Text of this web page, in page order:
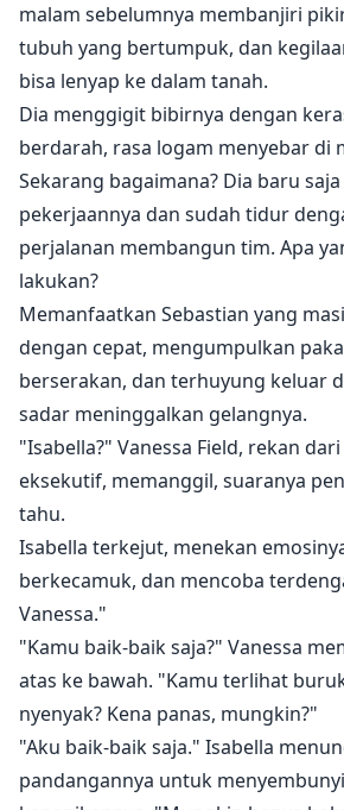
malam sebelumnya membanjiri
tubuh yang bertumpuk, dan
bisa lenyap ke dalam tanah.
Dia menggigit bibirnya dengan
berdarah, rasa logam menyebar di
Sekarang bagaimana? Dia baru
pekerjaannya dan sudah tidur
perjalanan membangun tim. Apa
lakukan?
Memanfaatkan Sebastian yang
dengan cepat, mengumpulkan
berserakan, dan terhuyung keluar
sadar meninggalkan gelangnya.
"Isabella?" Vanessa Field, rekan
eksekutif, memanggil, suaranya
tahu.
Isabella terkejut, menekan
berkecamuk, dan mencoba
Vanessa."
"Kamu baik-baik saja?" Vanessa
atas ke bawah. "Kamu terlihat
nyenyak? Kena panas, mungkin?"
"Aku baik-baik saja." Isabella
pandangannya untuk